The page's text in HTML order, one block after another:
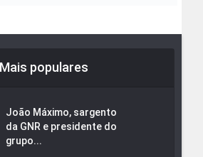
Mais populares
João Máximo, sargento
da GNR e presidente do
grupo...